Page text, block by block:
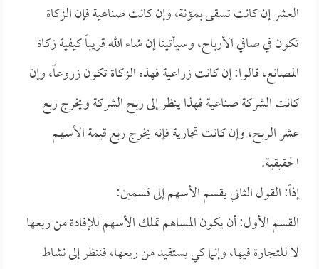
العشر إن كانت تسقى بمؤنة، وإن كانت صناعية فإن الزكاة
تكون في صافي الأرباح، وسيأتينا إن شاء الله قريباً كيفية زكاة
المصانع، قالوا: إن كانت زراعية فهذه الزكاة تكون زروعاً، وإن
كانت الشركة صناعية فهذا ينظر إلى ربح الشركة ويخرج ربع
عشر الربح، وإن كانت تجارية فإنه يخرج ربع قيمة الأسهم
الحقيقية.
إذاً: القول الثاني يقسم الأسهم إلى قسمين:
القسم الأول: أن يكون المساهم تملك الأسهم للإفادة من ريعها
لا للتجارة فيها، وإنما كي يستفيد من ريعها، فننظر إلى نشاط